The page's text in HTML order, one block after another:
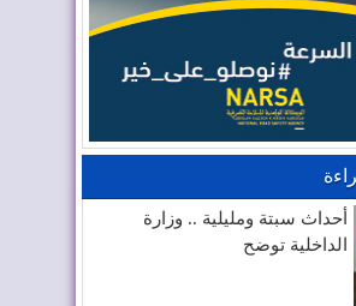
أحداث سبتة ومليلية .. وزارة
الداخلية توضح